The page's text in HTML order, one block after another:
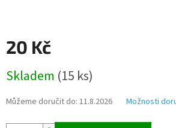
20 Kč
cena:
Skladem (15 ks)
Můžeme doručit do: 11.8.2026 Možnosti